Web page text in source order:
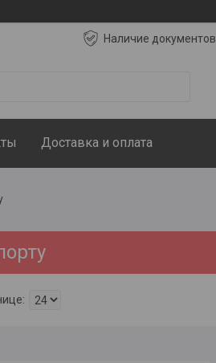
Наличие документов
Доставка и оплата